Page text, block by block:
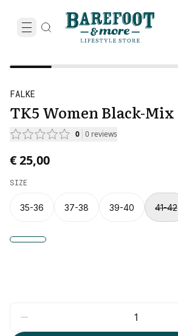
FALKE
TK5 Women Black-Mix
0 0 reviews
€ 25,00
SIZE
35-36 37-38 39-40 41-42